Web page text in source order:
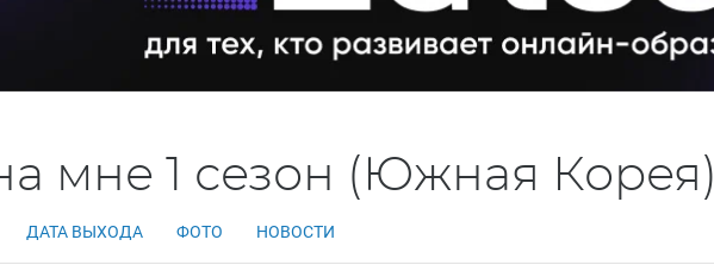
мне 1 сезон (Южная Корея)
ДАТА ВЫХОДА ФОТО НОВОСТИ